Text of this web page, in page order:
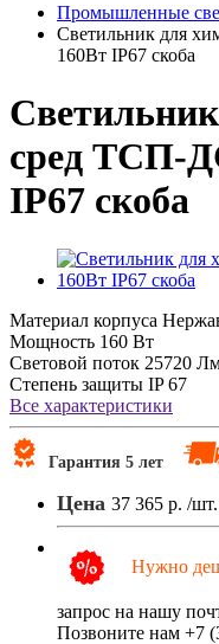
Промышленные
Светильник для
160Вт IP67 скоба
сред ТСП-
IP67 скоба
Материал корпуса
Мощность 160 Вт
Световой поток 25720
Степень защиты IP 67
Все характеристики
Гарантия 5 лет
Цена 37 365 р. /
Нужно
запрос на нашу
Позвоните нам +7